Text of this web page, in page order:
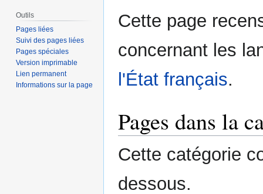
à
navigation
à
recherche
Cette page
concernant les
l'État français.
Pages dans la
Cette catégorie
dessous.
Outils
Pages liées
Suivi des pages liées
Pages spéciales
Version imprimable
Lien permanent
Informations sur la page